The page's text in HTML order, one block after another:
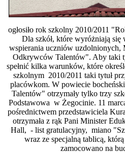
ogłosiło rok szkolny 2010/2011
Dla szkół, które wyróżniają
wspierania uczniów uzdolnionych,
Odkrywców Talentów". Aby taki
spełnić kilka warunków, które
szkolnym 2010/2011 taki tytuł
placówkom. W powiecie
Talentów" otrzymały tylko trzy
Podstawowa w Żegocinie. 11
pośrednictwem przedstawiciela
otrzymała z rąk Pani Minister
Hall, - list gratulacyjny, miano
wraz ze specjalną tablicą,
zamocowano na